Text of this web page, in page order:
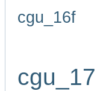
cgu_16f
cgu_17